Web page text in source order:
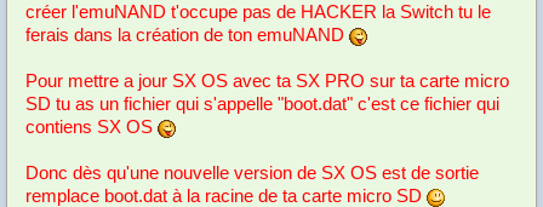
créer l'emuNAND t'occupe pas de HACKER la Switch tu le
ferais dans la création de ton emuNAND
Pour mettre a jour SX OS avec ta SX PRO sur ta carte micro
SD tu as un fichier qui s'appelle "boot.dat" c'est ce fichier qui
contiens SX OS
Donc dès qu'une nouvelle version de SX OS est de sortie
remplace boot.dat à la racine de ta carte micro SD